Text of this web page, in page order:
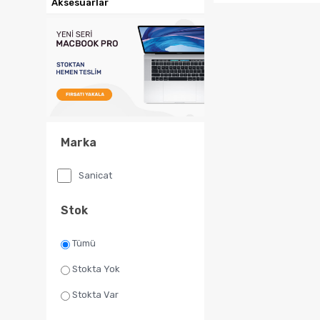
Marka
Sanicat
Stok
Tümü
Stokta Yok
Stokta Var